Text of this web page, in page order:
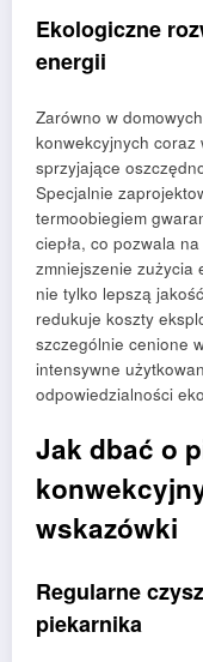
Ekologiczne
energii
Zarówno w
konwekcyjnych
sprzyjające
Specjalnie
termoobiegiem
ciepła, co pozwala
zmniejszenie zużycia
nie tylko lepszą
redukuje koszty
szczególnie cenione
intensywne
odpowiedzialności
Jak dbać o
wskazówki
Regularne
piekarnika